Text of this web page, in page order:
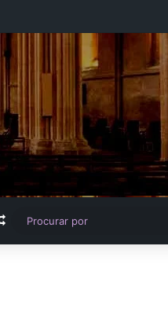
Artigo aleatório